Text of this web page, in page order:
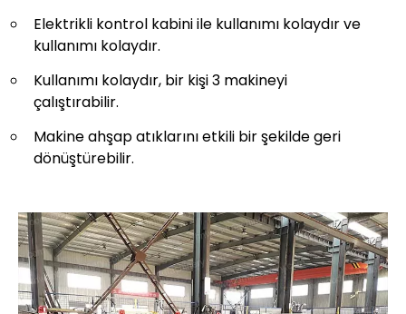
Elektrikli kontrol kabini ile kullanımı kolaydır ve
kullanımı kolaydır.
Kullanımı kolaydır, bir kişi 3 makineyi
çalıştırabilir.
Makine ahşap atıklarını etkili bir şekilde geri
dönüştürebilir.